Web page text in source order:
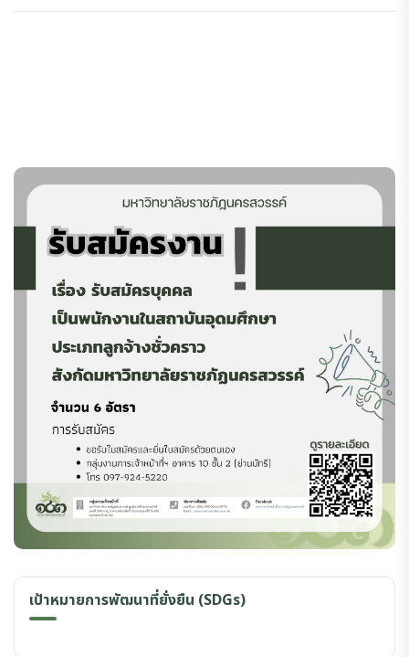
เป้าหมายการพัฒนาที่ยั่งยืน (SDGs)